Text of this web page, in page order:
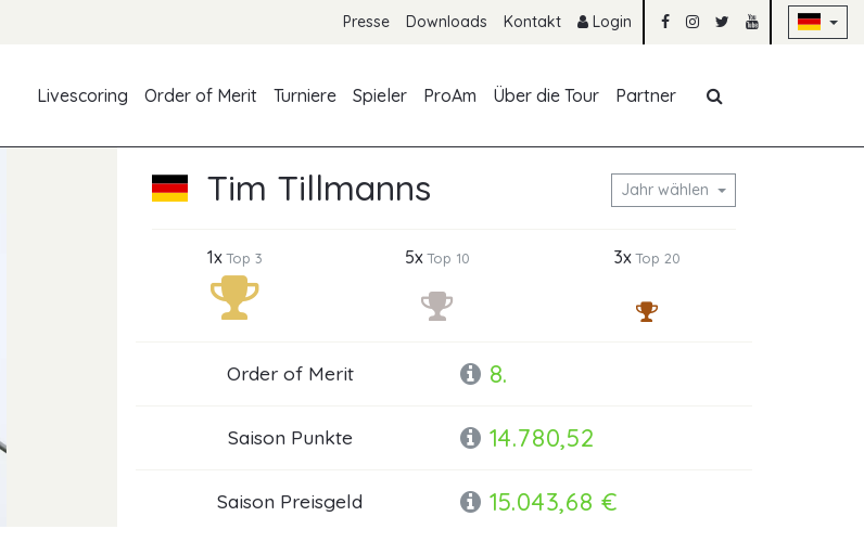
Presse Downloads Kontakt Login
Livescoring
Order of Merit Turniere Spieler ProAm Über die Tour Partner
Tim Tillmanns Jahr wählen
1xTop 3 5xTop 10 3xTop 20
Order of Merit 8.
Saison Punkte 14.780,52
Saison Preisgeld 15.043,68 €